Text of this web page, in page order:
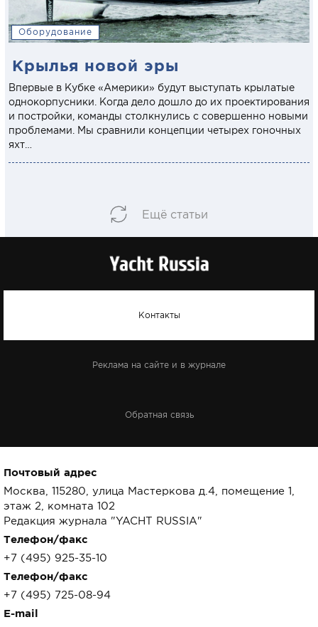
Оборудование
Крылья новой эры
Впервые в Кубке «Америки» будут выступать крылатые
однокорпусники. Когда дело дошло до их проектирования
и постройки, команды столкнулись с совершенно новыми
проблемами. Мы сравнили концепции четырех гоночных
яхт…
Ещё статьи
Контакты
Реклама на сайте и в журнале
Обратная связь
Почтовый адрес
Москва, 115280, улица Мастеркова д.4, помещение 1,
этаж 2, комната 102
Редакция журнала "YACHT RUSSIA"
Телефон/факс
+7 (495) 925-35-10
Телефон/факс
+7 (495) 725-08-94
E-mail